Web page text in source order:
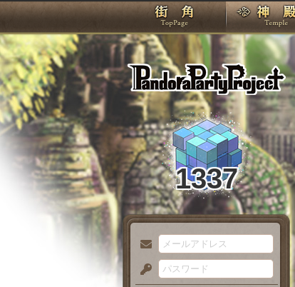
TOP
1337
メ